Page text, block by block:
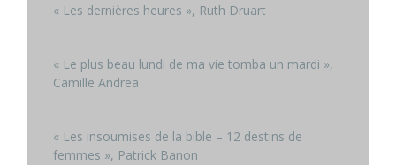
« Les dernières heures », Ruth Druart
« Le plus beau lundi de ma vie tomba un mardi »,
Camille Andrea
« Les insoumises de la bible – 12 destins de
femmes », Patrick Banon